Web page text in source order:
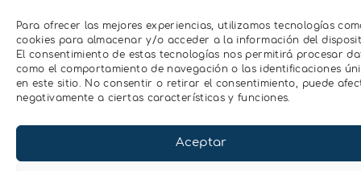
Para ofrecer las mejores experiencias, utilizamos tecnologías
cookies para almacenar y/o acceder a la información del
El consentimiento de estas tecnologías nos permitirá procesar
como el comportamiento de navegación o las identificaciones
en este sitio. No consentir o retirar el consentimiento, puede
negativamente a ciertas características y funciones.
Aceptar
Blog
biofísica
ambiental
Atmósfera
Blog
actividad
de agua
Isotermas